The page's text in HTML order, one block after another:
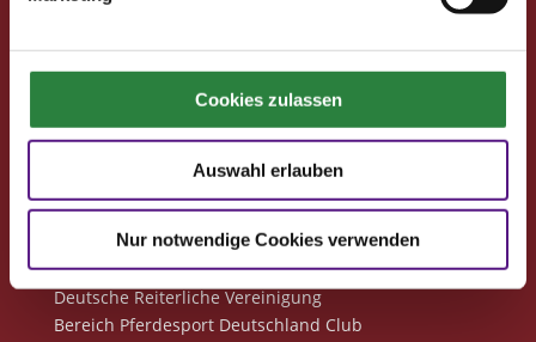
Cookies zulassen
Auswahl erlauben
Nur notwendige Cookies verwenden
Neuigkeiten
Club-News
Deutsche Reiterliche Vereinigung
Bereich Pferdesport Deutschland Club